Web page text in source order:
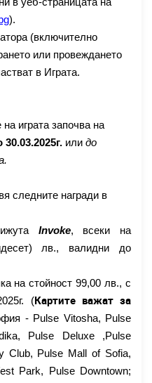
).
(включително
или провеждането
в Играта.
играта започва на
30.03.2025г. или до
следните награди в
Invoke, всеки на
лв., валидни до
на стойност 99,00 лв., с
(Картите важат за
- Pulse Vitosha, Pulse
Pulse Deluxe ,Pulse
Club, Pulse Mall of Sofia,
Park, Pulse Downtown;